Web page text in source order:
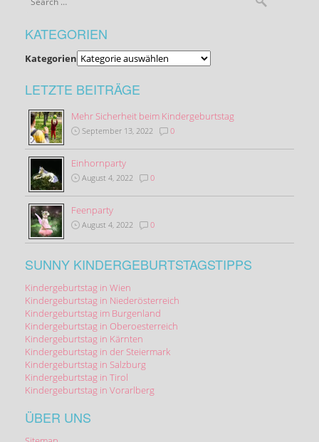
KATEGORIEN
Kategorien
LETZTE BEITRÄGE
Mehr Sicherheit beim Kindergeburtstag
September 13, 2022 0
Einhornparty
August 4, 2022 0
Feenparty
August 4, 2022 0
SUNNY KINDERGEBURTSTAGSTIPPS
Kindergeburtstag in Wien
Kindergeburtstag in Niederösterreich
Kindergeburtstag im Burgenland
Kindergeburtstag in Oberoesterreich
Kindergeburtstag in Kärnten
Kindergeburtstag in der Steiermark
Kindergeburtstag in Salzburg
Kindergeburtstag in Tirol
Kindergeburtstag in Vorarlberg
ÜBER UNS